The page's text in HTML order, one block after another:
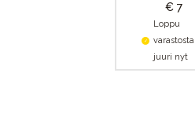
€ 7
Loppu
varastosta
juuri nyt